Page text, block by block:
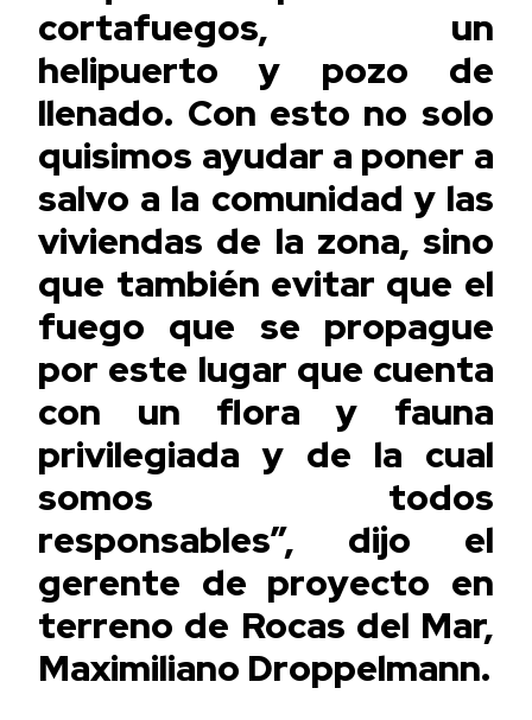
cortafuegos, un
helipuerto y pozo de
llenado. Con esto no solo
quisimos ayudar a poner a
salvo a la comunidad y las
viviendas de la zona, sino
que también evitar que el
fuego que se propague
por este lugar que cuenta
con un flora y fauna
privilegiada y de la cual
somos todos
responsables”, dijo el
gerente de proyecto en
terreno de Rocas del Mar,
Maximiliano Droppelmann.